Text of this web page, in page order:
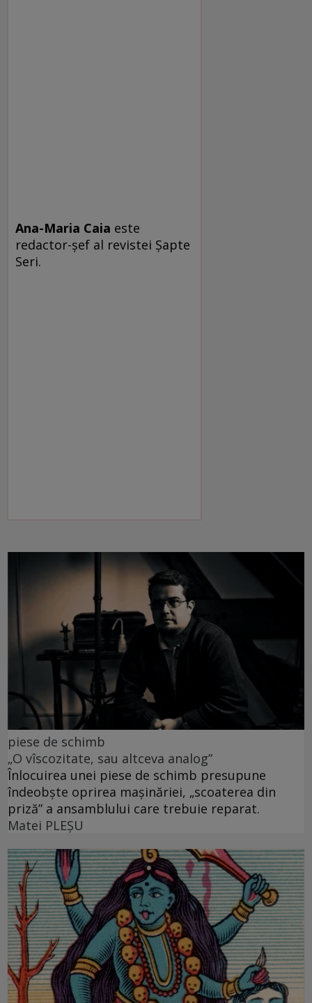
Ana-Maria Caia este
redactor-şef al revistei Şapte
Seri.
piese de schimb
„O vîscozitate, sau altceva analog”
Înlocuirea unei piese de schimb presupune
îndeobște oprirea mașinăriei, „scoaterea din
priză” a ansamblului care trebuie reparat.
Matei PLEŞU